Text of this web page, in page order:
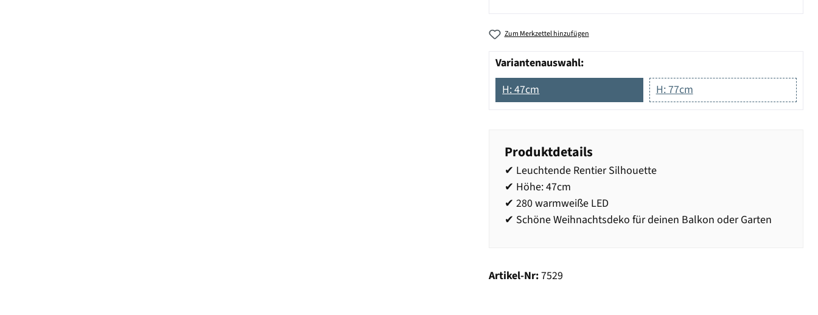
Zum Merkzettel hinzufügen
Variantenauswahl:
H: 47cm
H: 77cm
Produktdetails
✔ Leuchtende Rentier Silhouette
✔ Höhe: 47cm
✔ 280 warmweiße LED
✔ Schöne Weihnachtsdeko für deinen Balkon oder Garten
Artikel-Nr:7529